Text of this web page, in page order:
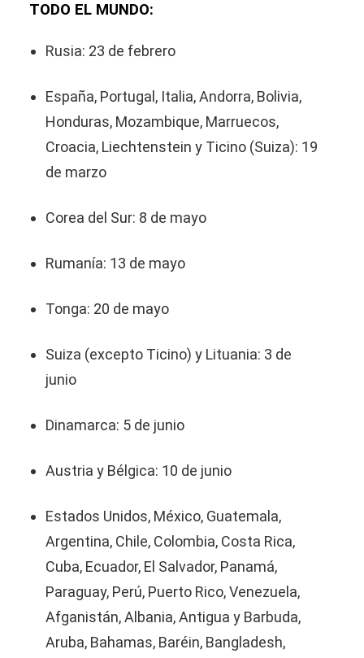
TODO EL MUNDO:
Rusia: 23 de febrero
España, Portugal, Italia, Andorra, Bolivia,
Honduras, Mozambique, Marruecos,
Croacia, Liechtenstein y Ticino (Suiza): 19
de marzo
Corea del Sur: 8 de mayo
Rumanía: 13 de mayo
Tonga: 20 de mayo
Suiza (excepto Ticino) y Lituania: 3 de
junio
Dinamarca: 5 de junio
Austria y Bélgica: 10 de junio
Estados Unidos, México, Guatemala,
Argentina, Chile, Colombia, Costa Rica,
Cuba, Ecuador, El Salvador, Panamá,
Paraguay, Perú, Puerto Rico, Venezuela,
Afganistán, Albania, Antigua y Barbuda,
Aruba, Bahamas, Baréin, Bangladesh,